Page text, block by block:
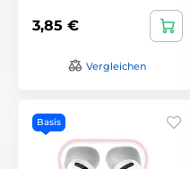
3,85 €
Vergleichen
Basis